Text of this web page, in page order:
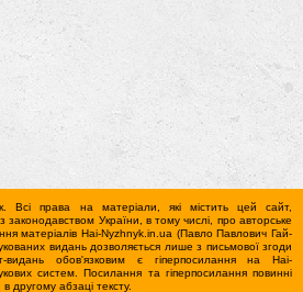
Всі права на матеріали, які містить цей сайт,
законодавством України, в тому числі, про авторське
матерiалiв Hai-Nyzhnyk.in.ua (Павло Павлович Гай-
видань дозволяється лише з письмової згоди
видань обов'язковим є гiперпосилання на Hai-
систем. Посилання та гіперпосилання повинні
другому абзаці тексту.